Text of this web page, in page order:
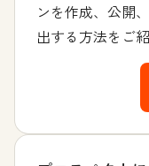
ンを作成、公開
出する方法をご